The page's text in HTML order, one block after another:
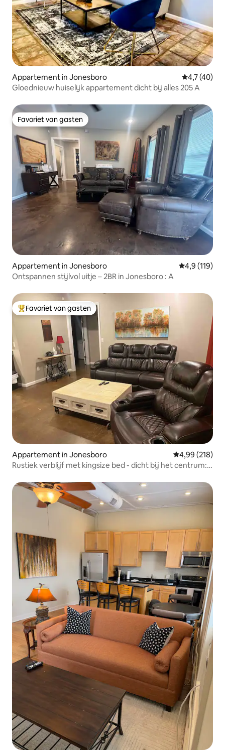
Appartement in Jonesboro
4,7 (40)
Gloednieuw huiselijk appartement dicht bij alles 205 A
Favoriet van gasten
Favoriet van gasten
Appartement in Jonesboro Gemiddelde
4,9 (119)
Ontspannen stijlvol uitje – 2BR in Jonesboro : A
Topfavoriet van gasten
Favoriet van gasten
Appartement in Jonesboro Gemiddelde
4,99 (218)
Rustiek verblijf met kingsize bed - dicht bij het centrum: